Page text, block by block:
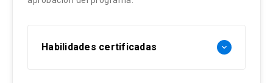
Habilidades certificadas keyboard_arrow_down